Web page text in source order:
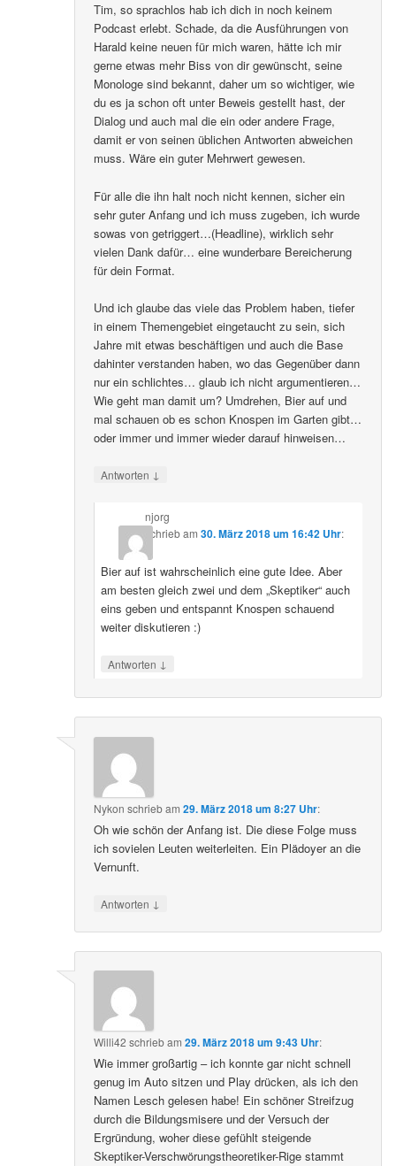
Tim, so sprachlos hab ich dich in noch keinem
Podcast erlebt. Schade, da die Ausführungen von
Harald keine neuen für mich waren, hätte ich mir
gerne etwas mehr Biss von dir gewünscht, seine
Monologe sind bekannt, daher um so wichtiger, wie
du es ja schon oft unter Beweis gestellt hast, der
Dialog und auch mal die ein oder andere Frage,
damit er von seinen üblichen Antworten abweichen
muss. Wäre ein guter Mehrwert gewesen.
Für alle die ihn halt noch nicht kennen, sicher ein
sehr guter Anfang und ich muss zugeben, ich wurde
sowas von getriggert…(Headline), wirklich sehr
vielen Dank dafür… eine wunderbare Bereicherung
für dein Format.
Und ich glaube das viele das Problem haben, tiefer
in einem Themengebiet eingetaucht zu sein, sich
Jahre mit etwas beschäftigen und auch die Base
dahinter verstanden haben, wo das Gegenüber dann
nur ein schlichtes… glaub ich nicht argumentieren…
Wie geht man damit um? Umdrehen, Bier auf und
mal schauen ob es schon Knospen im Garten gibt…
oder immer und immer wieder darauf hinweisen…
Antworten ↓
njorg
schriebam 30. März 2018 um 16:42 Uhr:
Bier auf ist wahrscheinlich eine gute Idee. Aber
am besten gleich zwei und dem „Skeptiker“ auch
eins geben und entspannt Knospen schauend
weiter diskutieren :)
Antworten ↓
Nykon schriebam29. März 2018 um 8:27 Uhr:
Oh wie schön der Anfang ist. Die diese Folge muss
ich sovielen Leuten weiterleiten. Ein Plädoyer an die
Vernunft.
Antworten ↓
Willi42 schriebam29. März 2018 um 9:43 Uhr:
Wie immer großartig – ich konnte gar nicht schnell
genug im Auto sitzen und Play drücken, als ich den
Namen Lesch gelesen habe! Ein schöner Streifzug
durch die Bildungsmisere und der Versuch der
Ergründung, woher diese gefühlt steigende
Skeptiker-Verschwörungstheoretiker-Rige stammt